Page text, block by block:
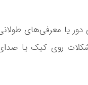
با نماهای دور یا معرفی‌های
روی کیک یا